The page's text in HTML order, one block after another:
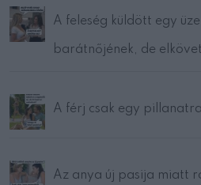
A feleség küldött egy
barátnőjének, de
A férj csak egy
Az anya új pasija miatt